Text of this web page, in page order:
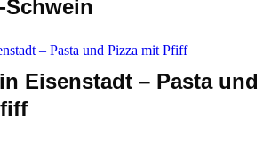
Schwein
Eisenstadt – Pasta und